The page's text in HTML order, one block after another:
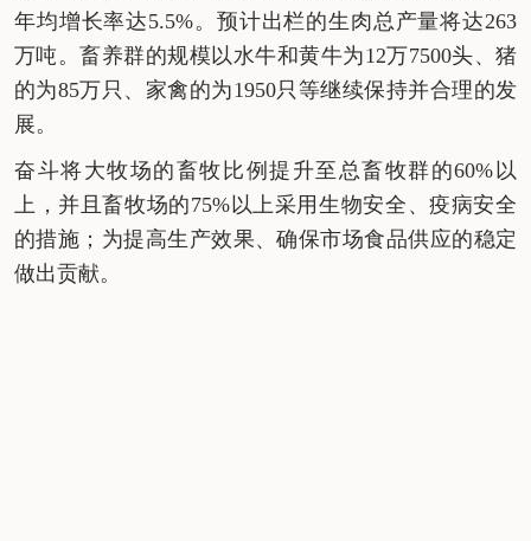
年均增长率达5.5%。预计出栏的生肉总产量将达263
万吨。畜养群的规模以水牛和黄牛为12万7500头、猪
的为85万只、家禽的为1950只等继续保持并合理的发
展。
奋斗将大牧场的畜牧比例提升至总畜牧群的60% 以
上，并且畜牧场的75%以上采用生物安全、疫病安全
的措施；为提高生产效果、确保市场食品供应的稳定
做出贡献。